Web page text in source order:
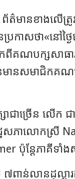
មានខាងលើ​ត្រូ
កាសថា​«នៅថ្
ពីគណបក្សសាធ
នមានសមាជិកគ
ាជាច្រើន លើក
ឋសភា​លោកស្រី​
ប៉ុន្តែភាគីទាំង
៧ពាន់លានដុល្ល